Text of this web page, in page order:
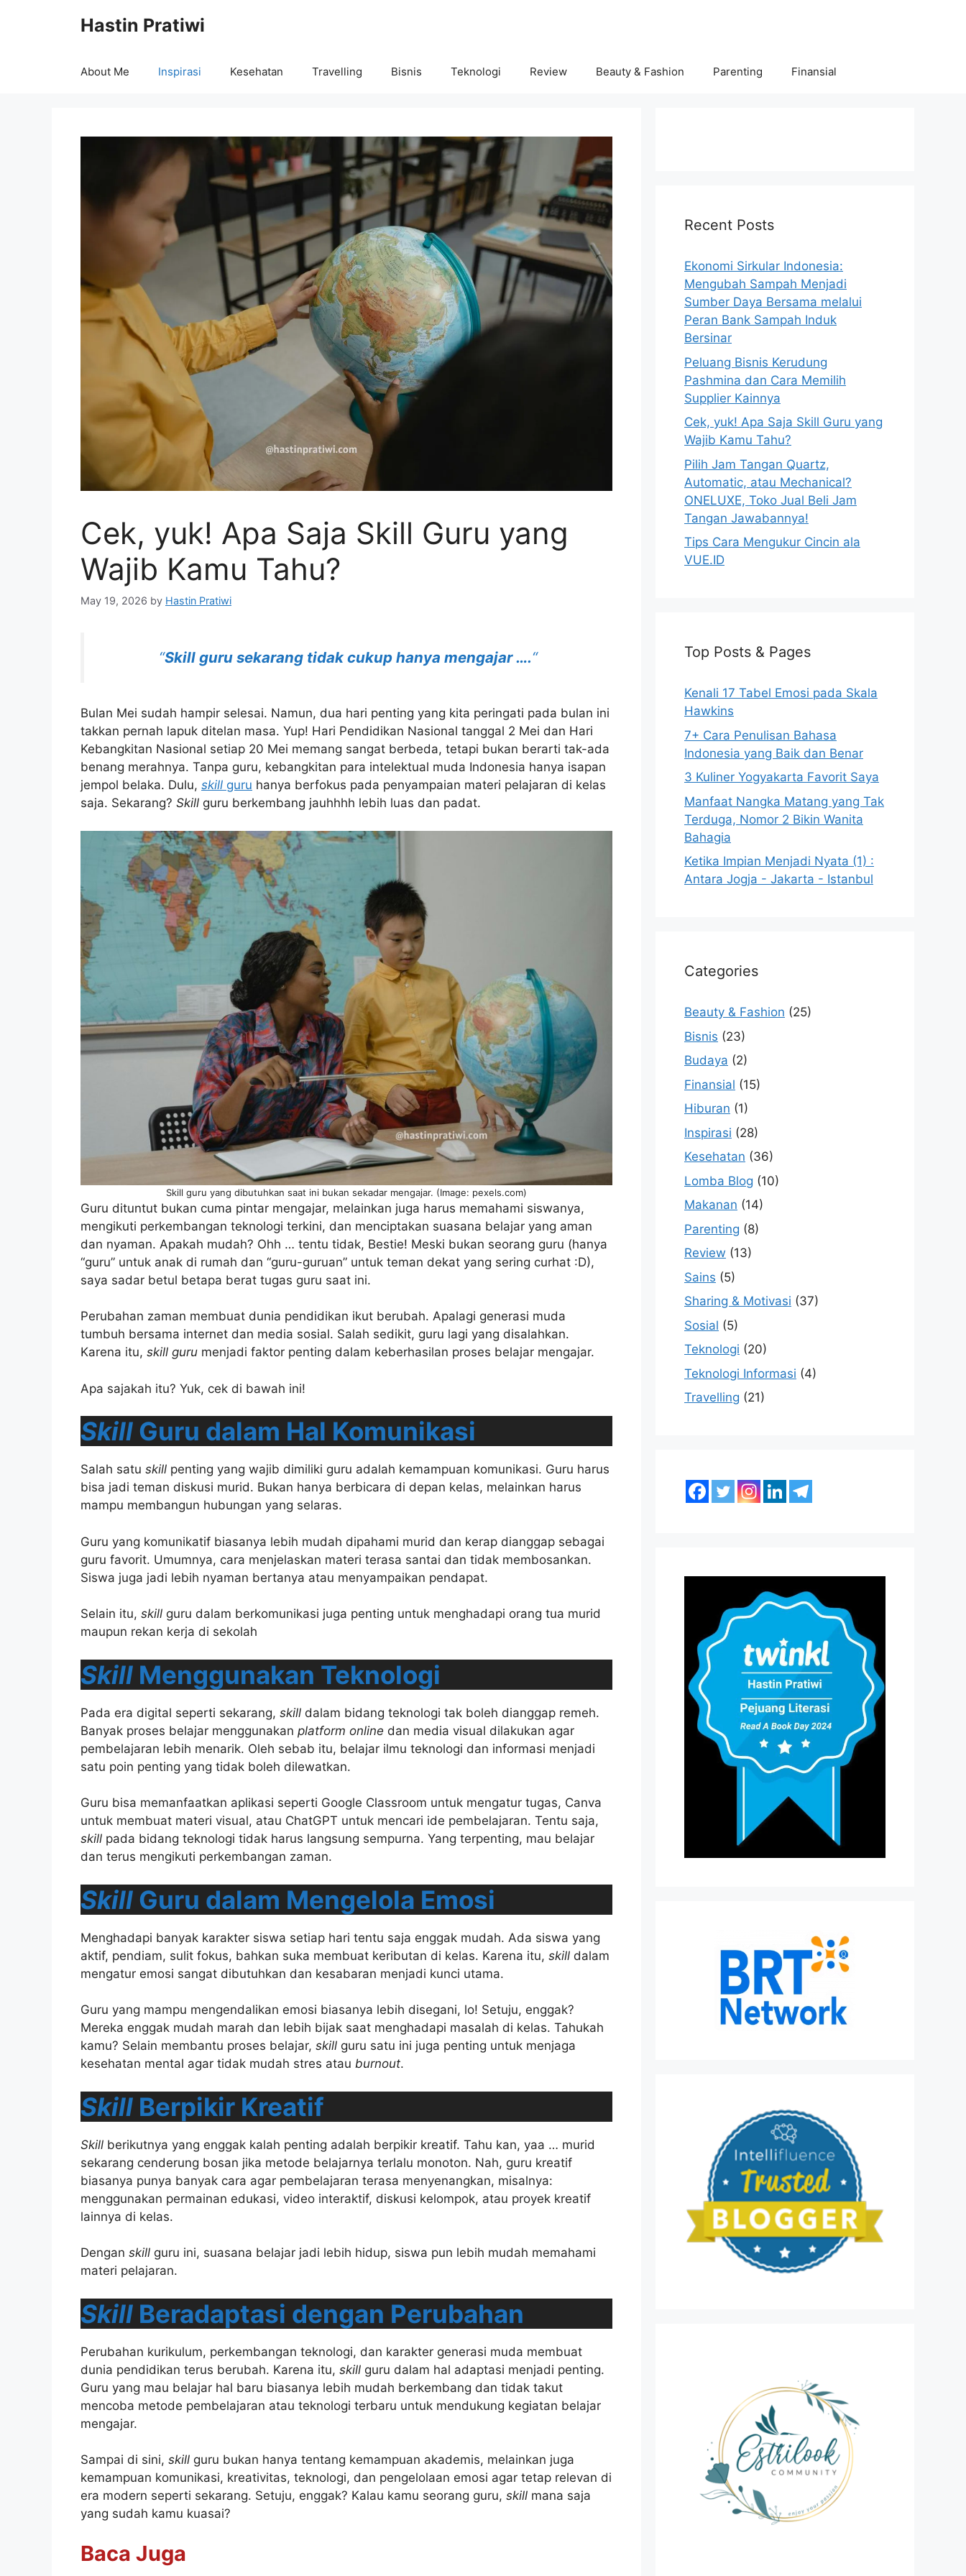
Hastin Pratiwi
About Me Inspirasi Kesehatan Travelling Bisnis Teknologi Review Beauty & Fashion Parenting Finansial
Cek, yuk! Apa Saja Skill Guru yang
Wajib Kamu Tahu?
May 19, 2026 by Hastin Pratiwi
“Skill guru sekarang tidak cukup hanya mengajar ….“
Bulan Mei sudah hampir selesai. Namun, dua hari penting yang kita peringati pada bulan ini
takkan pernah lapuk ditelan masa. Yup! Hari Pendidikan Nasional tanggal 2 Mei dan Hari
Kebangkitan Nasional setiap 20 Mei memang sangat berbeda, tetapi bukan berarti tak-ada
benang merahnya. Tanpa guru, kebangkitan para intelektual muda Indonesia hanya isapan
jempol belaka. Dulu, skill guru hanya berfokus pada penyampaian materi pelajaran di kelas
saja. Sekarang? Skill guru berkembang jauhhhh lebih luas dan padat.
Skill guru yang dibutuhkan saat ini bukan sekadar mengajar. (Image: pexels.com)
Guru dituntut bukan cuma pintar mengajar, melainkan juga harus memahami siswanya,
mengikuti perkembangan teknologi terkini, dan menciptakan suasana belajar yang aman
dan nyaman. Apakah mudah? Ohh … tentu tidak, Bestie! Meski bukan seorang guru (hanya
“guru” untuk anak di rumah dan “guru-guruan” untuk teman dekat yang sering curhat :D),
saya sadar betul betapa berat tugas guru saat ini.
Perubahan zaman membuat dunia pendidikan ikut berubah. Apalagi generasi muda
tumbuh bersama internet dan media sosial. Salah sedikit, guru lagi yang disalahkan.
Karena itu, skill guru menjadi faktor penting dalam keberhasilan proses belajar mengajar.
Apa sajakah itu? Yuk, cek di bawah ini!
Skill Guru dalam Hal Komunikasi
Salah satu skill penting yang wajib dimiliki guru adalah kemampuan komunikasi. Guru harus
bisa jadi teman diskusi murid. Bukan hanya berbicara di depan kelas, melainkan harus
mampu membangun hubungan yang selaras.
Guru yang komunikatif biasanya lebih mudah dipahami murid dan kerap dianggap sebagai
guru favorit. Umumnya, cara menjelaskan materi terasa santai dan tidak membosankan.
Siswa juga jadi lebih nyaman bertanya atau menyampaikan pendapat.
Selain itu, skill guru dalam berkomunikasi juga penting untuk menghadapi orang tua murid
maupun rekan kerja di sekolah
Skill Menggunakan Teknologi
Pada era digital seperti sekarang, skill dalam bidang teknologi tak boleh dianggap remeh.
Banyak proses belajar menggunakan platform online dan media visual dilakukan agar
pembelajaran lebih menarik. Oleh sebab itu, belajar ilmu teknologi dan informasi menjadi
satu poin penting yang tidak boleh dilewatkan.
Guru bisa memanfaatkan aplikasi seperti Google Classroom untuk mengatur tugas, Canva
untuk membuat materi visual, atau ChatGPT untuk mencari ide pembelajaran. Tentu saja,
skill pada bidang teknologi tidak harus langsung sempurna. Yang terpenting, mau belajar
dan terus mengikuti perkembangan zaman.
Skill Guru dalam Mengelola Emosi
Menghadapi banyak karakter siswa setiap hari tentu saja enggak mudah. Ada siswa yang
aktif, pendiam, sulit fokus, bahkan suka membuat keributan di kelas. Karena itu, skill dalam
mengatur emosi sangat dibutuhkan dan kesabaran menjadi kunci utama.
Guru yang mampu mengendalikan emosi biasanya lebih disegani, lo! Setuju, enggak?
Mereka enggak mudah marah dan lebih bijak saat menghadapi masalah di kelas. Tahukah
kamu? Selain membantu proses belajar, skill guru satu ini juga penting untuk menjaga
kesehatan mental agar tidak mudah stres atau burnout.
Skill Berpikir Kreatif
Skill berikutnya yang enggak kalah penting adalah berpikir kreatif. Tahu kan, yaa … murid
sekarang cenderung bosan jika metode belajarnya terlalu monoton. Nah, guru kreatif
biasanya punya banyak cara agar pembelajaran terasa menyenangkan, misalnya:
menggunakan permainan edukasi, video interaktif, diskusi kelompok, atau proyek kreatif
lainnya di kelas.
Dengan skill guru ini, suasana belajar jadi lebih hidup, siswa pun lebih mudah memahami
materi pelajaran.
Skill Beradaptasi dengan Perubahan
Perubahan kurikulum, perkembangan teknologi, dan karakter generasi muda membuat
dunia pendidikan terus berubah. Karena itu, skill guru dalam hal adaptasi menjadi penting.
Guru yang mau belajar hal baru biasanya lebih mudah berkembang dan tidak takut
mencoba metode pembelajaran atau teknologi terbaru untuk mendukung kegiatan belajar
mengajar.
Sampai di sini, skill guru bukan hanya tentang kemampuan akademis, melainkan juga
kemampuan komunikasi, kreativitas, teknologi, dan pengelolaan emosi agar tetap relevan di
era modern seperti sekarang. Setuju, enggak? Kalau kamu seorang guru, skill mana saja
yang sudah kamu kuasai?
Baca Juga
Recent Posts
Ekonomi Sirkular Indonesia:
Mengubah Sampah Menjadi
Sumber Daya Bersama melalui
Peran Bank Sampah Induk
Bersinar
Peluang Bisnis Kerudung
Pashmina dan Cara Memilih
Supplier Kainnya
Cek, yuk! Apa Saja Skill Guru yang
Wajib Kamu Tahu?
Pilih Jam Tangan Quartz,
Automatic, atau Mechanical?
ONELUXE, Toko Jual Beli Jam
Tangan Jawabannya!
Tips Cara Mengukur Cincin ala
VUE.ID
Top Posts & Pages
Kenali 17 Tabel Emosi pada Skala
Hawkins
7+ Cara Penulisan Bahasa
Indonesia yang Baik dan Benar
3 Kuliner Yogyakarta Favorit Saya
Manfaat Nangka Matang yang Tak
Terduga, Nomor 2 Bikin Wanita
Bahagia
Ketika Impian Menjadi Nyata (1) :
Antara Jogja - Jakarta - Istanbul
Categories
Beauty & Fashion (25)
Bisnis (23)
Budaya (2)
Finansial (15)
Hiburan (1)
Inspirasi (28)
Kesehatan (36)
Lomba Blog (10)
Makanan (14)
Parenting (8)
Review (13)
Sains (5)
Sharing & Motivasi (37)
Sosial (5)
Teknologi (20)
Teknologi Informasi (4)
Travelling (21)